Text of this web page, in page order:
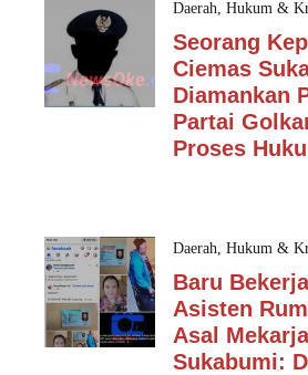
Daerah, Hukum &
Seorang
Ciemas
Diamankan
Partai
Proses
Daerah, Hukum &
Baru
Asisten
Asal
Sukabumi: